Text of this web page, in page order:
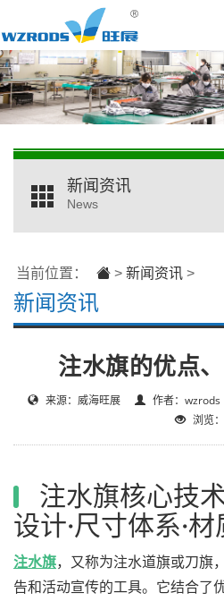
新闻资讯
当前位置： > 新闻资讯 >
注水旗的优点
来源：威海旺展 作者：wzrods
浏览：
注水旗核心技
设计·尺寸体系·
注水旗，又称为注水道旗或刀旗
告和活动宣传的工具。它结合了
新闻资讯
News